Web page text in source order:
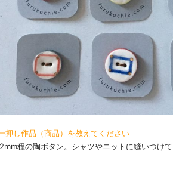
押し作品（商品）を教えてください
程の陶ボタン。シャツやニットに縫いつけ